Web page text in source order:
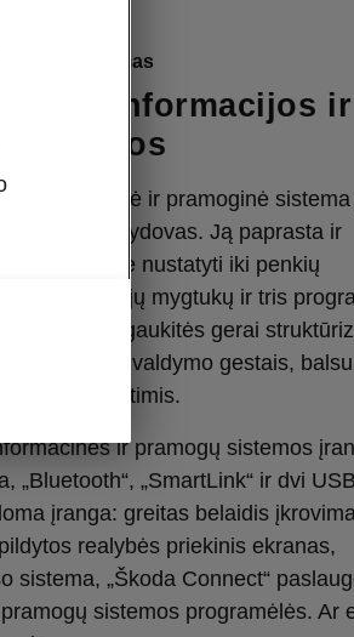
palaikymas
informacijos ir
sistemos
informacinė ir pramoginė
nuotykių palydovas. Ją paprasta ir
todėl galite nustatyti iki penkių
sparčiųjų mygtukų ir tris
Mėgaukitės gerai
valdymo, valdymo gestais,
parinktimis.
ir pramogų sistemos
„Bluetooth“, „SmartLink“ ir dvi
įranga: greitas belaidis
realybės priekinis ekranas,
sistema, „Škoda Connect“
sistemos programėlės. Ar